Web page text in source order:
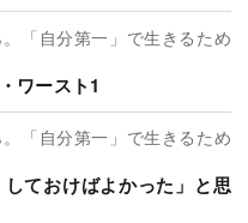
「自分第一」で生きるため
ワースト1
「自分第一」で生きるため
ておけばよかった」と思